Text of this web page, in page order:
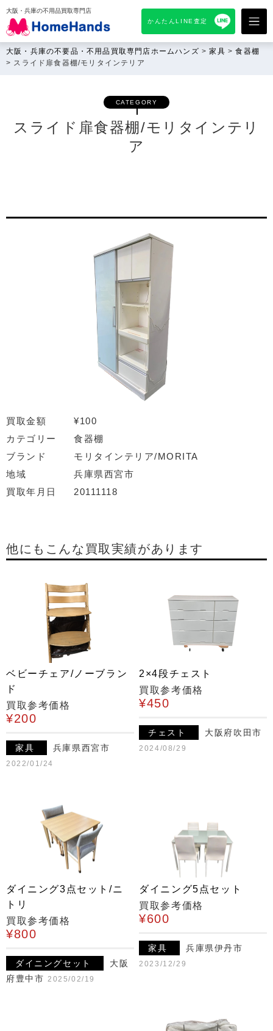
大阪・兵庫の不用品買取専門店
かんたんLINE査定
大阪・兵庫の不要品・不用品買取専門店ホームハンズ >家具 >食器棚
> スライド扉食器棚/モリタインテリア
CATEGORY
スライド扉食器棚/モリタインテリ
ア
買取金額
¥100
カテゴリー
食器棚
ブランド
モリタインテリア/MORITA
地域
兵庫県西宮市
買取年月日
20111118
他にもこんな買取実績があります
ベビーチェア/ノーブラン
ド
買取参考価格
¥200
家具 兵庫県西宮市
2022/01/24
2×4段チェスト
買取参考価格
¥450
チェスト 大阪府吹田市
2024/08/29
ダイニング3点セット/ニ
トリ
買取参考価格
¥800
ダイニングセット
大阪
府豊中市 2025/02/19
ダイニング5点セット
買取参考価格
¥600
家具 兵庫県伊丹市
2023/12/29